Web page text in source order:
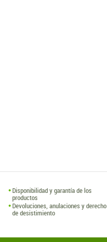
Disponibilidad y garantía de los
productos
Devoluciones, anulaciones y derecho
de desistimiento